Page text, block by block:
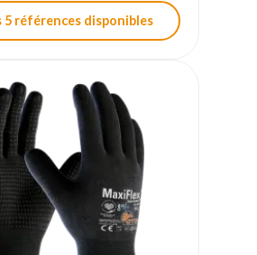
5 références disponibles